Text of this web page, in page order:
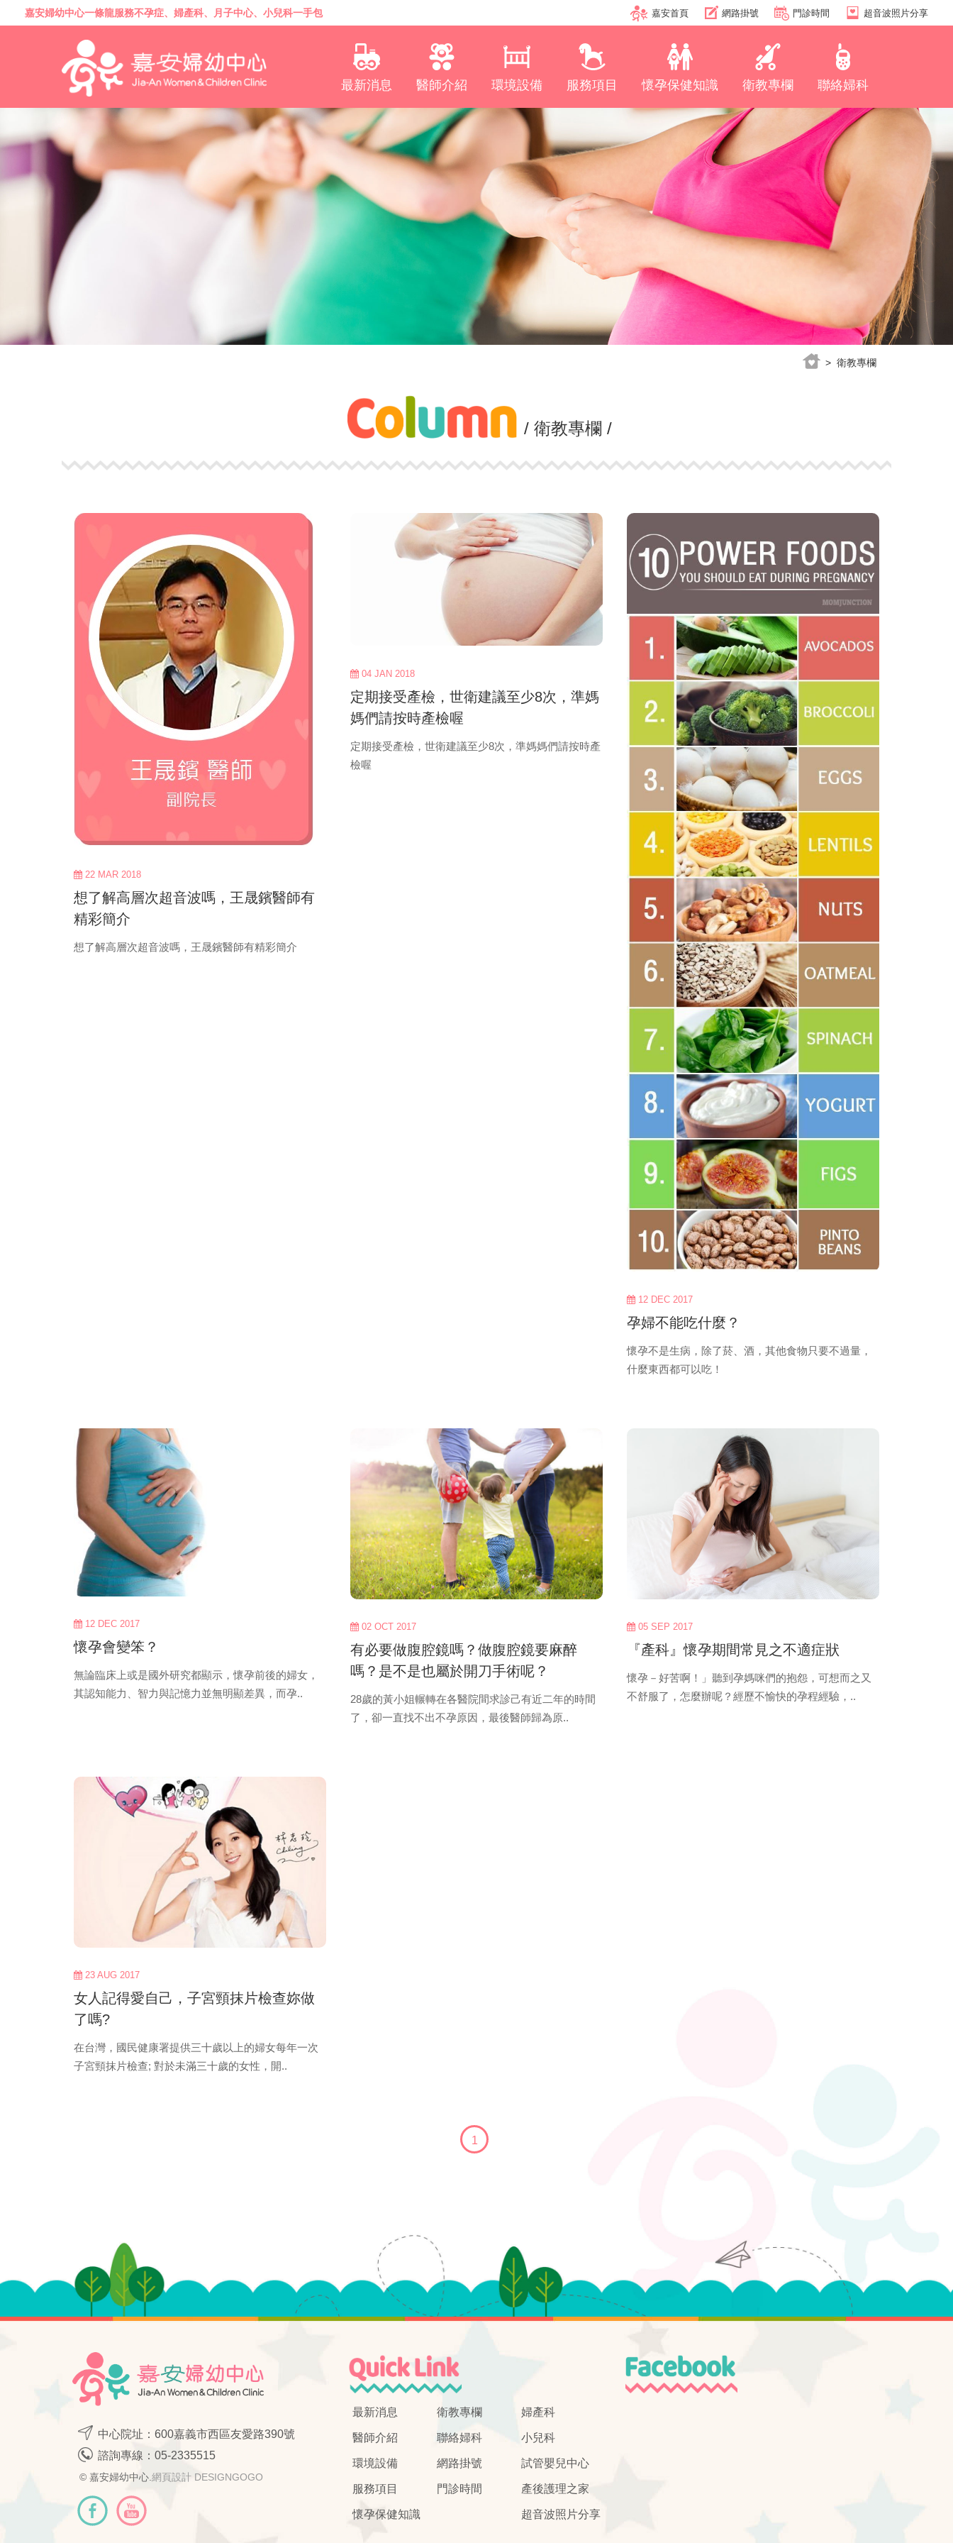
嘉安婦幼中心一條龍服務不孕症、 婦產科、 月子中心、 小兒科一手包 超音波照片分享
門診時間
網路掛號
嘉安首頁
最新消息 醫師介紹 環境設備 服務項目 懷孕保健知識 衛教專欄 聯絡婦科
> 衛教專欄
/ 衛教專欄 /
view
more
22 MAR 2018
想了解高層次超音波嗎，王晟鑌醫師有
精彩簡介
想了解高層次超音波嗎，王晟鑌醫師有精彩簡介
view
more
04 JAN 2018
定期接受產檢，世衛建議至少8次，準媽
媽們請按時產檢喔
定期接受產檢，世衛建議至少8次，準媽媽們請按時產
檢喔
view
more
12 DEC 2017
孕婦不能吃什麼？
懷孕不是生病，除了菸、酒，其他食物只要不過量，
什麼東西都可以吃！
view
more
12 DEC 2017
懷孕會變笨？
無論臨床上或是國外研究都顯示，懷孕前後的婦女，
其認知能力、智力與記憶力並無明顯差異，而孕..
view
more
02 OCT 2017
有必要做腹腔鏡嗎？做腹腔鏡要麻醉
嗎？是不是也屬於開刀手術呢？
28歲的黃小姐輾轉在各醫院間求診己有近二年的時間
了，卻一直找不出不孕原因，最後醫師歸為原..
view
more
05 SEP 2017
『產科』懷孕期間常見之不適症狀
懷孕－好苦啊！」聽到孕媽咪們的抱怨，可想而之又
不舒服了，怎麼辦呢？經歷不愉快的孕程經驗，..
view
more
23 AUG 2017
女人記得愛自己，子宮頸抹片檢查妳做
了嗎?
在台灣，國民健康署提供三十歲以上的婦女每年一次
子宮頸抹片檢查; 對於未滿三十歲的女性，開..
1 (current)
中心院址：600嘉義市西區友愛路390號
諮詢專線： 05-2335515
© 嘉安婦幼中心. 網頁設計 DESIGNGOGO
最新消息
醫師介紹
環境設備
服務項目
懷孕保健知識
衛教專欄
聯絡婦科
網路掛號
門診時間
婦產科
小兒科
試管嬰兒中心
產後護理之家
超音波照片分享